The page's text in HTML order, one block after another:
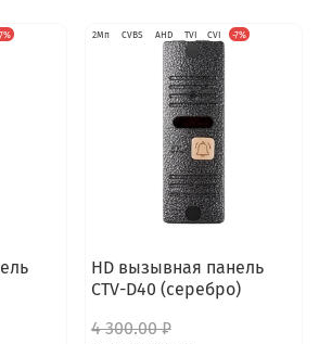
2Мп CVBS AHD TVI CVI -7%
HD вызывная панель
CTV-D40 (серебро)
4 300.00 ₽